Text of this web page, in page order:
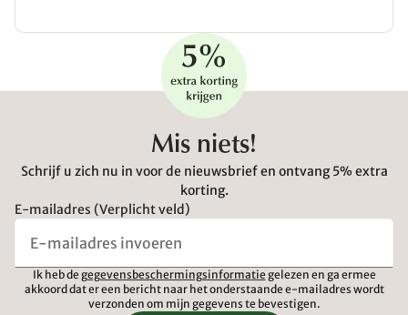
Mis niets!
Schrijf u zich nu in voor de nieuwsbrief en ontvang 5% extra
korting.
E-mailadres (Verplicht veld)
Ik heb de gegevensbeschermingsinformatie gelezen en ga ermee
akkoord dat er een bericht naar het onderstaande e-mailadres wordt
verzonden om mijn gegevens te bevestigen.